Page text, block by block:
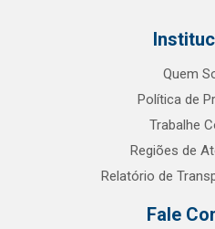
Quem
Política de
Trabalhe
Regiões de
Relatório de
Fale